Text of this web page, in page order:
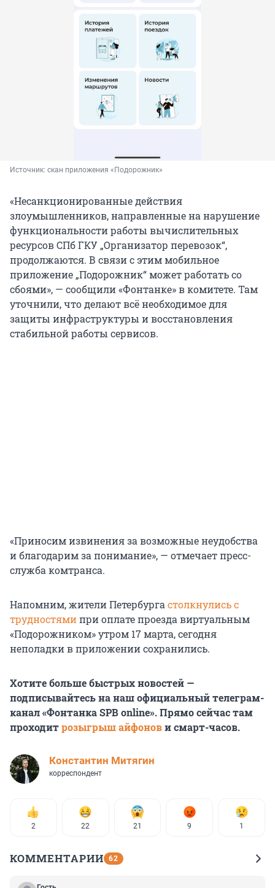
Источник: скан приложения «Подорожник»
«Несанкционированные действия
злоумышленников, направленные на нарушение
функциональности работы вычислительных
ресурсов СПб ГКУ „Организатор перевозок“,
продолжаются. В связи с этим мобильное
приложение „Подорожник“ может работать со
сбоями», — сообщили «Фонтанке» в комитете. Там
уточнили, что делают всё необходимое для
защиты инфраструктуры и восстановления
стабильной работы сервисов.
«Приносим извинения за возможные неудобства
и благодарим за понимание», — отмечает пресс-
служба комтранса.
Напомним, жители Петербурга столкнулись с
трудностямипри оплате проезда виртуальным
«Подорожником» утром 17 марта, сегодня
неполадки в приложении сохранились.
Хотите больше быстрых новостей —
подписывайтесь на наш официальный телеграм-
канал «Фонтанка SPB online». Прямо сейчас там
проходитрозыгрыш айфонови смарт-часов.
Константин Митягин
корреспондент
2 22 21 9 1
КОММЕНТАРИИ 62